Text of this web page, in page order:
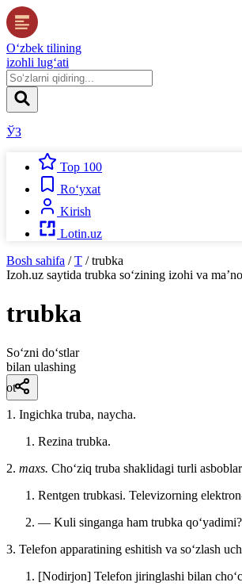
O‘zbek tilining
izohli lug‘ati
ЎЗ
Top 100
Ro‘yxat
Kirish
Lotin.uz
Bosh sahifa / T / trubka
Izoh.uz saytida trubka so‘zining izohi va
trubka
So‘zni do‘stlar
bilan ulashing
ot
1. Ingichka truba, naycha.
Rezina trubka.
2. maxs. Choʻziq truba shaklidagi turli
Rentgen trubkasi. Televizorning
— Kuli singanga ham trubka
3. Telefon apparatining eshitish va soʻzlash
[Nodirjon] Telefon jiringlashi bilan